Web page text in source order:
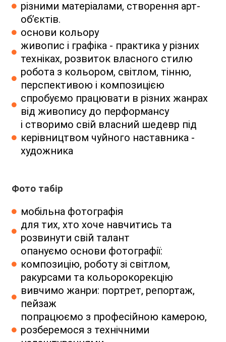
різними матеріалами, створення арт-
об’єктів.
основи кольору
живопис і графіка - практика у різних
техніках, розвиток власного стилю
робота з кольором, світлом, тінню,
перспективою і композицією
спробуємо працювати в різних жанрах
від живопису до перформансу
і створимо свій власний шедевр під
керівництвом чуйного наставника -
художника
Фото табір
мобільна фотографія
для тих, хто хоче навчитись та
розвинути свій талант
опануємо основи фотографії:
композицію, роботу зі світлом,
ракурсами та кольорокорекцію
вивчимо жанри: портрет, репортаж,
пейзаж
попрацюємо з професійною камерою,
розберемося з технічними